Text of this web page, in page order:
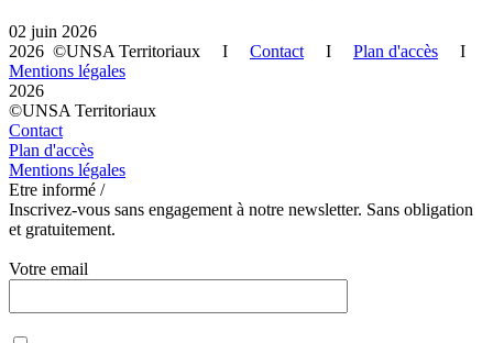
02 juin 2026
2026 ©UNSA Territoriaux I Contact I Plan d'accès I
Mentions légales
2026
©UNSA Territoriaux
Contact
Plan d'accès
Mentions légales
Etre informé /
Inscrivez-vous sans engagement à notre newsletter. Sans obligation
et gratuitement.
Votre email